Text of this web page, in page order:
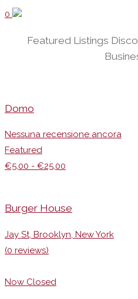
0
Featured Listings
Domo
Nessuna recensione ancora
Featured
€5,00 - €25,00
Burger House
Jay St, Brooklyn, New York
(0 reviews)
Now Closed